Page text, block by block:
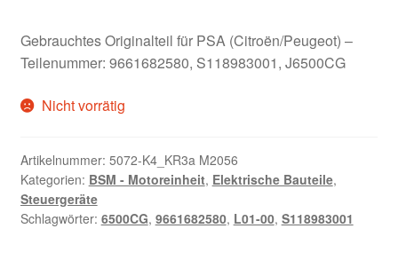
Gebrauchtes Originalteil für PSA (Citroën/Peugeot) –
Teilenummer: 9661682580, S118983001, J6500CG
Nicht vorrätig
Artikelnummer: 5072-K4_KR3a M2056
Kategorien: BSM - Motoreinheit, Elektrische Bauteile,
Steuergeräte
Schlagwörter: 6500CG, 9661682580, L01-00, S118983001